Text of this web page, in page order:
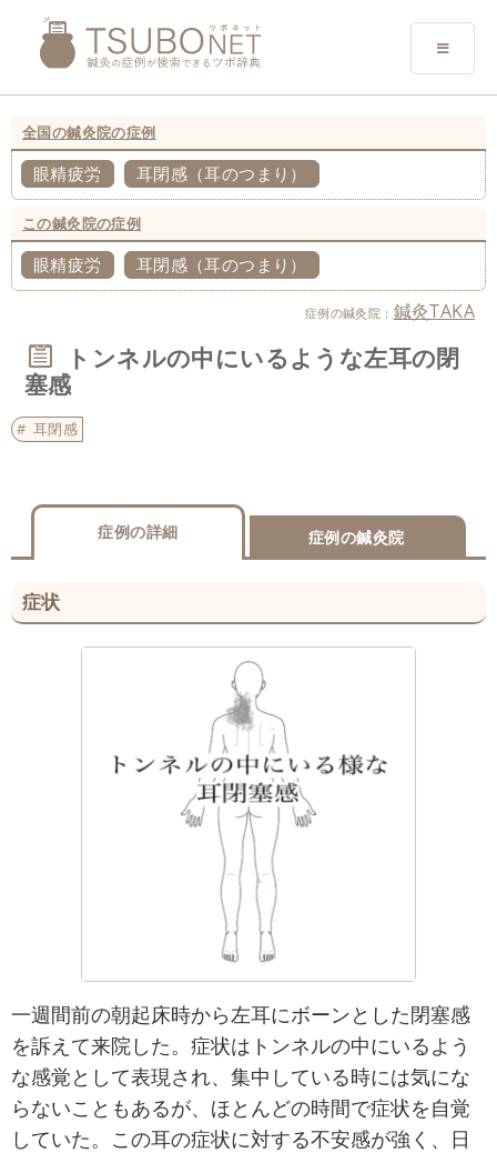
全国の鍼灸院の症例
眼精疲労 耳閉感（耳のつまり）
この鍼灸院の症例
眼精疲労 耳閉感（耳のつまり）
症例の鍼灸院： 鍼灸TAKA
トンネルの中にいるような左耳の閉
塞感
耳閉感
症例の詳細 症例の鍼灸院
症状
一週間前の朝起床時から左耳にボーンとした閉塞感
を訴えて来院した。症状はトンネルの中にいるよう
な感覚として表現され、集中している時には気にな
らないこともあるが、ほとんどの時間で症状を自覚
していた。この耳の症状に対する不安感が強く、日